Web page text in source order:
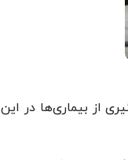
مرکز کنترل و پیشگیری از بیماری‌ها در این